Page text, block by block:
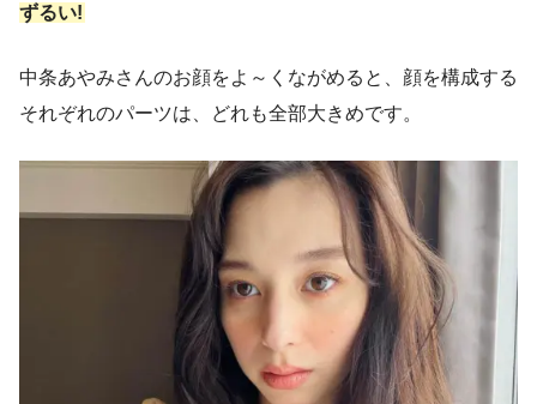
ずるい!
中条あやみさんのお顔をよ～くながめると、顔を構成する
それぞれのパーツは、どれも全部大きめです。